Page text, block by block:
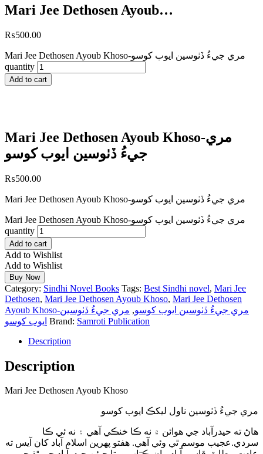
Mari Jee Dethosen Ayoub…
₨500.00
Mari Jee Dethosen Ayoub Khoso-مري جيءُ ڏٺوسين ايوب کوسو
quantity
Add to cart
Mari Jee Dethosen Ayoub Khoso-مري
جيءُ ڏٺوسين ايوب کوسو
₨500.00
Mari Jee Dethosen Ayoub Khoso-مري جيءُ ڏٺوسين ايوب کوسو
Mari Jee Dethosen Ayoub Khoso-مري جيءُ ڏٺوسين ايوب کوسو
quantity
Add to cart
Add to Wishlist
Add to Wishlist
Buy Now
Category: Sindhi Novel Books Tags: Best Sindhi novel, Mari Jee
Dethosen, Mari Jee Dethosen Ayoub Khoso, Mari Jee Dethosen
Ayoub Khoso-مري جيءُ ڏٺوسين ايوب کوسو, مري جيءُ ڏٺوسين
ايوب کوسو Brand: Samroti Publication
Description
Description
Mari Jee Dethosen Ayoub Khoso
مري جيءُ ڏٺوسين ناول ليکڪ ايوب کوسو
هاڻ ته حيدرآباد جي هوائن ۾ نه ڪا خنڪي آهي ۽ نه ئي ڪا
سردي.عجيب موسم ٿي وئي آهي. هفتو پهرين اسلام آباد کان آيس ته